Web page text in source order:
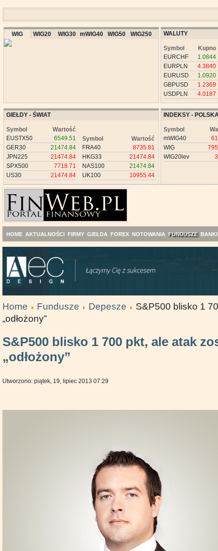
WIG WIG20 WIG30 mWIG40 WIG50 WIG250 WALUTY
Symbol
Kupno
EURCHF
1.0844
EURPLN
4.3840
EURUSD
1.0920
GBPUSD
1.2369
USDPLN
4.0187
GIEŁDY - ŚWIAT
Symbol
Wartość
EUSTX50
6549.51
GER30
21474.84
JPN225
21474.84
SPX500
7718.71
US30
21474.84
Symbol
Wartość
FRA40
8735.81
HKG33
21474.84
NAS100
21474.84
UK100
10955.44
INDEKSY -
Symbol
mWIG40
WIG
WIG20lev
HOME AKTUALNOŚCI FIRMY GIEŁDA FOREX NOTOWANIA FUNDUSZE BANKI
Home Fundusze Depesze
S&P500 blisko 1
„odłożony”
S&P500 blisko 1 700 pkt, ale atak
„odłożony”
Utworzono: piątek, 19, lipiec 2013 07:29